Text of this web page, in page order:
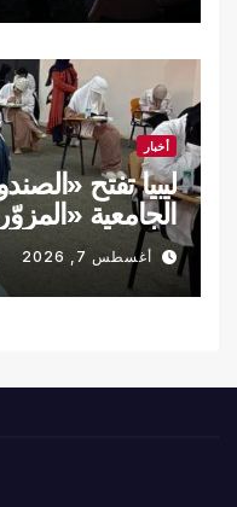
أخبار
ليبيا تفتح
الجامعية
أغسطس 7, 2026